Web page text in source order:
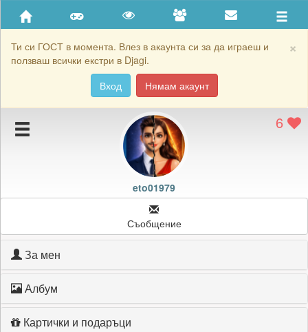
×
Ти си ГОСТ в момента. Влез в акаунта си за да играеш и
ползваш всички екстри в Djagi.
Вход
Нямам акаунт
Приятели
Хронология на игри
Подаръците на eto01979
Картичките на eto01979
6
eto01979
Съобщение
За мен
Албум
Картички и подаръци